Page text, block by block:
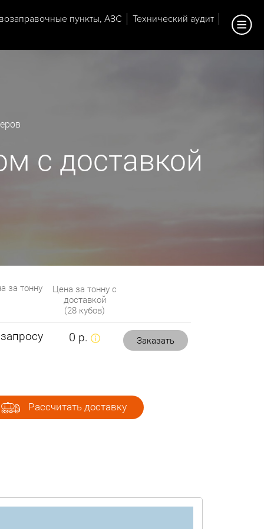
пункты, АЗС
Технический аудит
с доставкой
за тонну
Цена за тонну с
доставкой
(28 кубов)
0 р. Заказать
Рассчитать доставку